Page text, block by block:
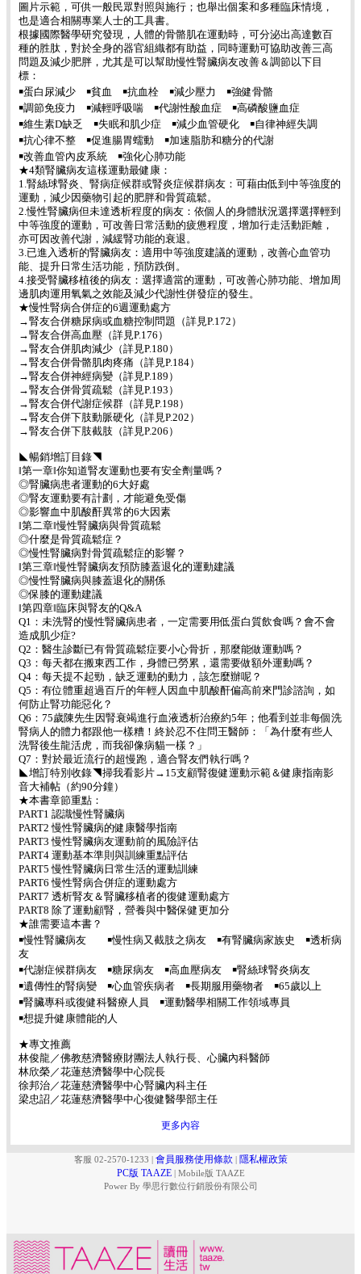
圖片示範，可供一般民眾對照與施行；也舉出個案和多種臨床情境，
也是適合相關專業人士的工具書。
根據國際醫學研究發現，人體的骨骼肌在運動時，可分泌出高達數百
種的胜肽，對於全身的器官組織都有助益，同時運動可協助改善三高
問題及減少肥胖，尤其是可以幫助慢性腎臟病友改善＆調節以下目
標：
￭蛋白尿減少 ￭貧血 ￭抗血栓 ￭減少壓力 ￭強健骨骼
￭調節免疫力 ￭減輕呼吸喘 ￭代謝性酸血症 ￭高磷酸鹽血症
￭維生素D缺乏 ￭失眠和肌少症 ￭減少血管硬化 ￭自律神經失調
￭抗心律不整 ￭促進腸胃蠕動 ￭加速脂肪和糖分的代謝
￭改善血管內皮系統 ￭強化心肺功能
★4類腎臟病友這樣運動最健康：
1.腎絲球腎炎、腎病症候群或腎炎症候群病友：可藉由低到中等強度的
運動，減少因藥物引起的肥胖和骨質疏鬆。
2.慢性腎臟病但未達透析程度的病友：依個人的身體狀況選擇選擇輕到
中等強度的運動，可改善日常活動的疲憊程度，增加行走活動距離，
亦可因改善代謝，減緩腎功能的衰退。
3.已進入透析的腎臟病友：適用中等強度建議的運動，改善心血管功
能、提升日常生活功能，預防跌倒。
4.接受腎臟移植後的病友：選擇適當的運動，可改善心肺功能、增加周
邊肌肉運用氧氣之效能及減少代謝性併發症的發生。
★慢性腎病合併症的6週運動處方
→腎友合併糖尿病或血糖控制問題（詳見P.172）
→腎友合併高血壓（詳見P.176）
→腎友合併肌肉減少（詳見P.180）
→腎友合併骨骼肌肉疼痛（詳見P.184）
→腎友合併神經病變（詳見P.189）
→腎友合併骨質疏鬆（詳見P.193）
→腎友合併代謝症候群（詳見P.198）
→腎友合併下肢動脈硬化（詳見P.202）
→腎友合併下肢截肢（詳見P.206）
◣暢銷增訂目錄◥
‖第一章‖你知道腎友運動也要有安全劑量嗎？
◎腎臟病患者運動的6大好處
◎腎友運動要有計劃，才能避免受傷
◎影響血中肌酸酐異常的6大因素
‖第二章‖慢性腎臟病與骨質疏鬆
◎什麼是骨質疏鬆症？
◎慢性腎臟病對骨質疏鬆症的影響？
‖第三章‖慢性腎臟病友預防膝蓋退化的運動建議
◎慢性腎臟病與膝蓋退化的關係
◎保膝的運動建議
‖第四章‖臨床與腎友的Q&A
Q1：未洗腎的慢性腎臟病患者，一定需要用低蛋白質飲食嗎？會不會
造成肌少症?
Q2：醫生診斷已有骨質疏鬆症要小心骨折，那麼能做運動嗎？
Q3：每天都在搬東西工作，身體已勞累，還需要做額外運動嗎？
Q4：每天提不起勁，缺乏運動的動力，該怎麼辦呢？
Q5：有位體重超過百斤的年輕人因血中肌酸酐偏高前來門診諮詢，如
何防止腎功能惡化？
Q6：75歲陳先生因腎衰竭進行血液透析治療約5年；他看到並非每個洗
腎病人的體力都跟他一樣糟！終於忍不住問王醫師：「為什麼有些人
洗腎後生龍活虎，而我卻像病貓一樣？」
Q7：對於最近流行的超慢跑，適合腎友們執行嗎？
◣增訂特別收錄◥掃我看影片→15支顧腎復健運動示範＆健康指南影
音大補帖（約90分鐘）
★本書章節重點：
PART1 認識慢性腎臟病
PART2 慢性腎臟病的健康醫學指南
PART3 慢性腎臟病友運動前的風險評估
PART4 運動基本準則與訓練重點評估
PART5 慢性腎臟病日常生活的運動訓練
PART6 慢性腎病合併症的運動處方
PART7 透析腎友＆腎臟移植者的復健運動處方
PART8 除了運動顧腎，營養與中醫保健更加分
★誰需要這本書？
￭慢性腎臟病友 ￭慢性病又截肢之病友 ￭有腎臟病家族史 ￭透析病
友
￭代謝症候群病友 ￭糖尿病友 ￭高血壓病友 ￭腎絲球腎炎病友
￭遺傳性的腎病變 ￭心血管疾病者 ￭長期服用藥物者 ￭65歲以上
￭腎臟專科或復健科醫療人員 ￭運動醫學相關工作領域專員
￭想提升健康體能的人
★專文推薦
林俊龍／佛教慈濟醫療財團法人執行長、心臟內科醫師
林欣榮／花蓮慈濟醫學中心院長
徐邦治／花蓮慈濟醫學中心腎臟內科主任
梁忠詔／花蓮慈濟醫學中心復健醫學部主任
更多內容
客服 02-2570-1233 | 會員服務使用條款 | 隱私權政策
PC版 TAAZE | Mobile版 TAAZE
Power By 學思行數位行銷股份有限公司